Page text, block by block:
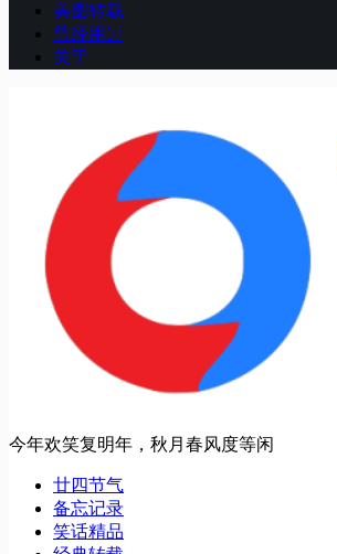
美图转载
曾经用过
关于
今年欢笑复明年，秋月春风度等闲
廿四节气
备忘记录
笑话精品